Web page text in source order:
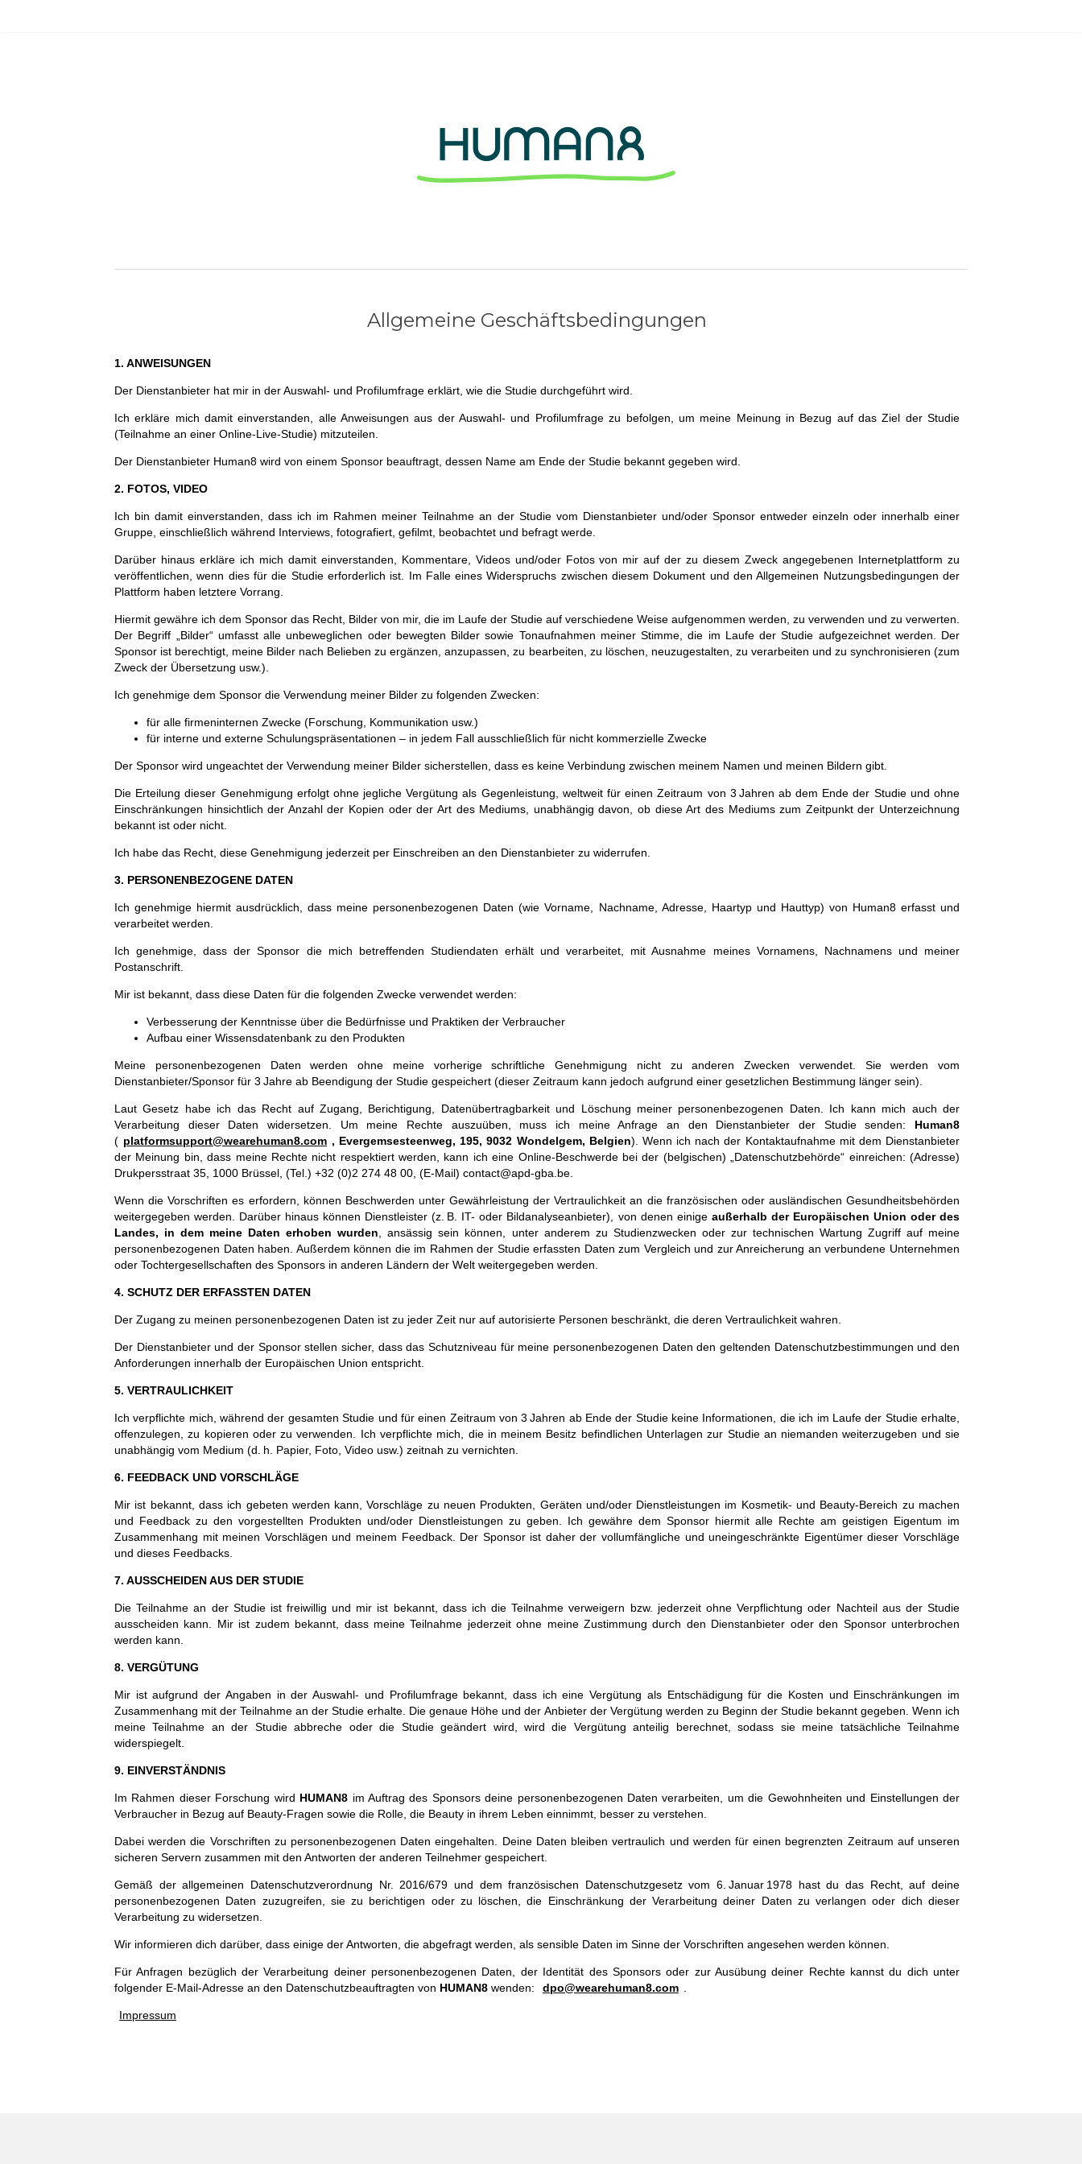
Allgemeine Geschäftsbedingungen
1. ANWEISUNGEN
Der Dienstanbieter hat mir in der Auswahl- und Profilumfrage erklärt, wie die Studie durchgeführt wird.
Ich erkläre mich damit einverstanden, alle Anweisungen aus der Auswahl- und Profilumfrage zu befolgen, um meine Meinung in Bezug auf das Ziel der Studie
(Teilnahme an einer Online-Live-Studie) mitzuteilen.
Der Dienstanbieter Human8 wird von einem Sponsor beauftragt, dessen Name am Ende der Studie bekannt gegeben wird.
2. FOTOS, VIDEO
Ich bin damit einverstanden, dass ich im Rahmen meiner Teilnahme an der Studie vom Dienstanbieter und/oder Sponsor entweder einzeln oder innerhalb einer
Gruppe, einschließlich während Interviews, fotografiert, gefilmt, beobachtet und befragt werde.
Darüber hinaus erkläre ich mich damit einverstanden, Kommentare, Videos und/oder Fotos von mir auf der zu diesem Zweck angegebenen Internetplattform zu
veröffentlichen, wenn dies für die Studie erforderlich ist. Im Falle eines Widerspruchs zwischen diesem Dokument und den Allgemeinen Nutzungsbedingungen der
Plattform haben letztere Vorrang.
Hiermit gewähre ich dem Sponsor das Recht, Bilder von mir, die im Laufe der Studie auf verschiedene Weise aufgenommen werden, zu verwenden und zu verwerten.
Der Begriff „Bilder“ umfasst alle unbeweglichen oder bewegten Bilder sowie Tonaufnahmen meiner Stimme, die im Laufe der Studie aufgezeichnet werden. Der
Sponsor ist berechtigt, meine Bilder nach Belieben zu ergänzen, anzupassen, zu bearbeiten, zu löschen, neuzugestalten, zu verarbeiten und zu synchronisieren (zum
Zweck der Übersetzung usw.).
Ich genehmige dem Sponsor die Verwendung meiner Bilder zu folgenden Zwecken:
für alle firmeninternen Zwecke (Forschung, Kommunikation usw.)
für interne und externe Schulungspräsentationen – in jedem Fall ausschließlich für nicht kommerzielle Zwecke
Der Sponsor wird ungeachtet der Verwendung meiner Bilder sicherstellen, dass es keine Verbindung zwischen meinem Namen und meinen Bildern gibt.
Die Erteilung dieser Genehmigung erfolgt ohne jegliche Vergütung als Gegenleistung, weltweit für einen Zeitraum von 3 Jahren ab dem Ende der Studie und ohne
Einschränkungen hinsichtlich der Anzahl der Kopien oder der Art des Mediums, unabhängig davon, ob diese Art des Mediums zum Zeitpunkt der Unterzeichnung
bekannt ist oder nicht.
Ich habe das Recht, diese Genehmigung jederzeit per Einschreiben an den Dienstanbieter zu widerrufen.
3. PERSONENBEZOGENE DATEN
Ich genehmige hiermit ausdrücklich, dass meine personenbezogenen Daten (wie Vorname, Nachname, Adresse, Haartyp und Hauttyp) von Human8 erfasst und
verarbeitet werden.
Ich genehmige, dass der Sponsor die mich betreffenden Studiendaten erhält und verarbeitet, mit Ausnahme meines Vornamens, Nachnamens und meiner
Postanschrift.
Mir ist bekannt, dass diese Daten für die folgenden Zwecke verwendet werden:
Verbesserung der Kenntnisse über die Bedürfnisse und Praktiken der Verbraucher
Aufbau einer Wissensdatenbank zu den Produkten
Meine personenbezogenen Daten werden ohne meine vorherige schriftliche Genehmigung nicht zu anderen Zwecken verwendet. Sie werden vom
Dienstanbieter/Sponsor für 3 Jahre ab Beendigung der Studie gespeichert (dieser Zeitraum kann jedoch aufgrund einer gesetzlichen Bestimmung länger sein).
Laut Gesetz habe ich das Recht auf Zugang, Berichtigung, Datenübertragbarkeit und Löschung meiner personenbezogenen Daten. Ich kann mich auch der
Verarbeitung dieser Daten widersetzen. Um meine Rechte auszuüben, muss ich meine Anfrage an den Dienstanbieter der Studie senden: Human8
( platformsupport@wearehuman8.com , Evergemsesteenweg, 195, 9032 Wondelgem, Belgien). Wenn ich nach der Kontaktaufnahme mit dem Dienstanbieter
der Meinung bin, dass meine Rechte nicht respektiert werden, kann ich eine Online-Beschwerde bei der (belgischen) „Datenschutzbehörde“ einreichen: (Adresse)
Drukpersstraat 35, 1000 Brüssel, (Tel.) +32 (0)2 274 48 00, (E-Mail) contact@apd-gba.be.
Wenn die Vorschriften es erfordern, können Beschwerden unter Gewährleistung der Vertraulichkeit an die französischen oder ausländischen Gesundheitsbehörden
weitergegeben werden. Darüber hinaus können Dienstleister (z. B. IT- oder Bildanalyseanbieter), von denen einige außerhalb der Europäischen Union oder des
Landes, in dem meine Daten erhoben wurden , ansässig sein können, unter anderem zu Studienzwecken oder zur technischen Wartung Zugriff auf meine
personenbezogenen Daten haben. Außerdem können die im Rahmen der Studie erfassten Daten zum Vergleich und zur Anreicherung an verbundene Unternehmen
oder Tochtergesellschaften des Sponsors in anderen Ländern der Welt weitergegeben werden.
4. SCHUTZ DER ERFASSTEN DATEN
Der Zugang zu meinen personenbezogenen Daten ist zu jeder Zeit nur auf autorisierte Personen beschränkt, die deren Vertraulichkeit wahren.
Der Dienstanbieter und der Sponsor stellen sicher, dass das Schutzniveau für meine personenbezogenen Daten den geltenden Datenschutzbestimmungen und den
Anforderungen innerhalb der Europäischen Union entspricht.
5. VERTRAULICHKEIT
Ich verpflichte mich, während der gesamten Studie und für einen Zeitraum von 3 Jahren ab Ende der Studie keine Informationen, die ich im Laufe der Studie erhalte,
offenzulegen, zu kopieren oder zu verwenden. Ich verpflichte mich, die in meinem Besitz befindlichen Unterlagen zur Studie an niemanden weiterzugeben und sie
unabhängig vom Medium (d. h. Papier, Foto, Video usw.) zeitnah zu vernichten.
6. FEEDBACK UND VORSCHLÄGE
Mir ist bekannt, dass ich gebeten werden kann, Vorschläge zu neuen Produkten, Geräten und/oder Dienstleistungen im Kosmetik- und Beauty-Bereich zu machen
und Feedback zu den vorgestellten Produkten und/oder Dienstleistungen zu geben. Ich gewähre dem Sponsor hiermit alle Rechte am geistigen Eigentum im
Zusammenhang mit meinen Vorschlägen und meinem Feedback. Der Sponsor ist daher der vollumfängliche und uneingeschränkte Eigentümer dieser Vorschläge
und dieses Feedbacks.
7. AUSSCHEIDEN AUS DER STUDIE
Die Teilnahme an der Studie ist freiwillig und mir ist bekannt, dass ich die Teilnahme verweigern bzw. jederzeit ohne Verpflichtung oder Nachteil aus der Studie
ausscheiden kann. Mir ist zudem bekannt, dass meine Teilnahme jederzeit ohne meine Zustimmung durch den Dienstanbieter oder den Sponsor unterbrochen
werden kann.
8. VERGÜTUNG
Mir ist aufgrund der Angaben in der Auswahl- und Profilumfrage bekannt, dass ich eine Vergütung als Entschädigung für die Kosten und Einschränkungen im
Zusammenhang mit der Teilnahme an der Studie erhalte. Die genaue Höhe und der Anbieter der Vergütung werden zu Beginn der Studie bekannt gegeben. Wenn ich
meine Teilnahme an der Studie abbreche oder die Studie geändert wird, wird die Vergütung anteilig berechnet, sodass sie meine tatsächliche Teilnahme
widerspiegelt.
9. EINVERSTÄNDNIS
Im Rahmen dieser Forschung wird HUMAN8 im Auftrag des Sponsors deine personenbezogenen Daten verarbeiten, um die Gewohnheiten und Einstellungen der
Verbraucher in Bezug auf Beauty-Fragen sowie die Rolle, die Beauty in ihrem Leben einnimmt, besser zu verstehen.
Dabei werden die Vorschriften zu personenbezogenen Daten eingehalten. Deine Daten bleiben vertraulich und werden für einen begrenzten Zeitraum auf unseren
sicheren Servern zusammen mit den Antworten der anderen Teilnehmer gespeichert.
Gemäß der allgemeinen Datenschutzverordnung Nr. 2016/679 und dem französischen Datenschutzgesetz vom 6. Januar 1978 hast du das Recht, auf deine
personenbezogenen Daten zuzugreifen, sie zu berichtigen oder zu löschen, die Einschränkung der Verarbeitung deiner Daten zu verlangen oder dich dieser
Verarbeitung zu widersetzen.
Wir informieren dich darüber, dass einige der Antworten, die abgefragt werden, als sensible Daten im Sinne der Vorschriften angesehen werden können.
Für Anfragen bezüglich der Verarbeitung deiner personenbezogenen Daten, der Identität des Sponsors oder zur Ausübung deiner Rechte kannst du dich unter
folgender E-Mail-Adresse an den Datenschutzbeauftragten von HUMAN8 wenden: dpo@wearehuman8.com
Impressum